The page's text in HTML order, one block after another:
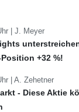
| J. Meyer
+32 %!
| A. Zehetner
- Diese Aktie